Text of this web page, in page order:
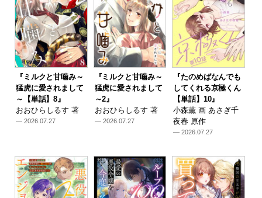
『ミルクと甘噛み～
猛虎に愛されまして
～【単話】8』
おおひらしるす 著
— 2026.07.27
『ミルクと甘噛み～
猛虎に愛されまして
～2』
おおひらしるす 著
— 2026.07.27
『たのめばなんでも
してくれる京極くん
【単話】10』
小森薫 画 あさぎ千
夜春 原作
— 2026.07.27